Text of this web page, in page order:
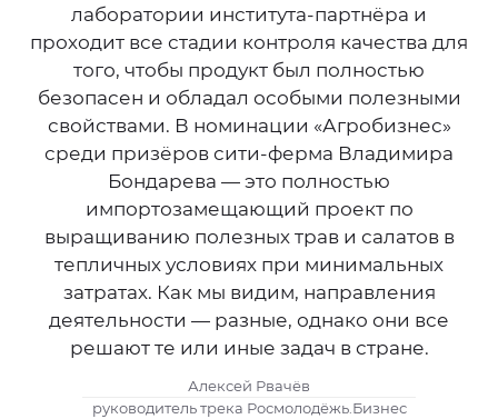
лаборатории института-партнёра и
проходит все стадии контроля качества для
того, чтобы продукт был полностью
безопасен и обладал особыми полезными
свойствами. В номинации «Агробизнес»
среди призёров сити-ферма Владимира
Бондарева — это полностью
импортозамещающий проект по
выращиванию полезных трав и салатов в
тепличных условиях при минимальных
затратах. Как мы видим, направления
деятельности — разные, однако они все
решают те или иные задач в стране.
Алексей Рвачёв
руководитель трека Росмолодёжь.Бизнес